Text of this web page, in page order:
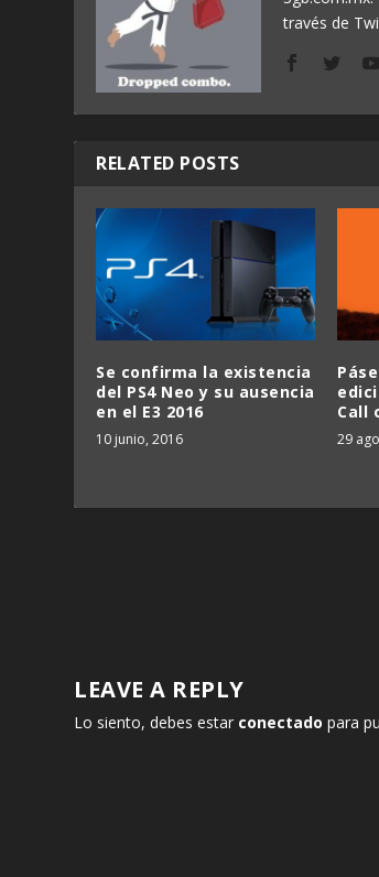
través de
RELATED POSTS
Se confirma la existencia
del PS4 Neo y su ausencia
en el E3 2016
10 junio, 2016
Call
29
LEAVE A REPLY
Lo siento, debes estar conectado para